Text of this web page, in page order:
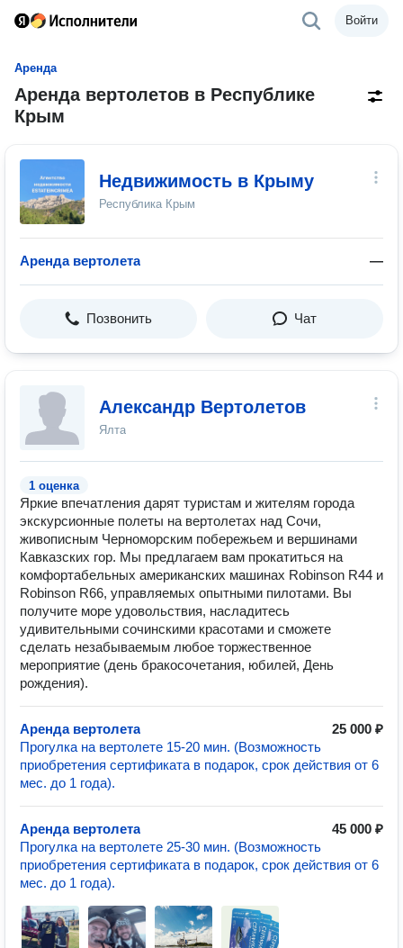
Войти
Аренда
Аренда вертолетов в Республике
Крым
Недвижимость в Крыму
Республика Крым
Аренда вертолета —
Позвонить Чат
Александр Вертолетов
Ялта
1 оценка
Яркие впечатления дарят туристам и жителям города
экскурсионные полеты на вертолетах над Сочи,
живописным Черноморским побережьем и вершинами
Кавказских гор. Мы предлагаем вам прокатиться на
комфортабельных американских машинах Robinson R44 и
Robinson R66, управляемых опытными пилотами. Вы
получите море удовольствия, насладитесь
удивительными сочинскими красотами и сможете
сделать незабываемым любое торжественное
мероприятие (день бракосочетания, юбилей, День
рождения).
Аренда вертолета
25 000 ₽
Прогулка на вертолете 15-20 мин. (Возможность
приобретения сертификата в подарок, срок действия от 6
мес. до 1 года).
Аренда вертолета
45 000 ₽
Прогулка на вертолете 25-30 мин. (Возможность
приобретения сертификата в подарок, срок действия от 6
мес. до 1 года).